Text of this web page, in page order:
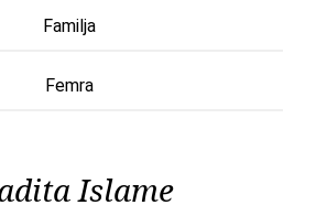
Familja
Femra
Islame